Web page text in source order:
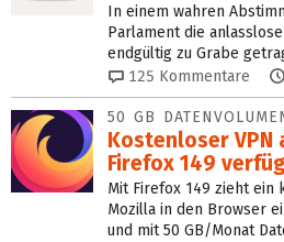
In einem wahren
Parlament die
endgültig zu Grabe
125 Kommentare
50 GB
Kostenloser
Firefox 149
Mit Firefox 149 zieht ein
Mozilla in den Browser
und mit 50 GB/Monat